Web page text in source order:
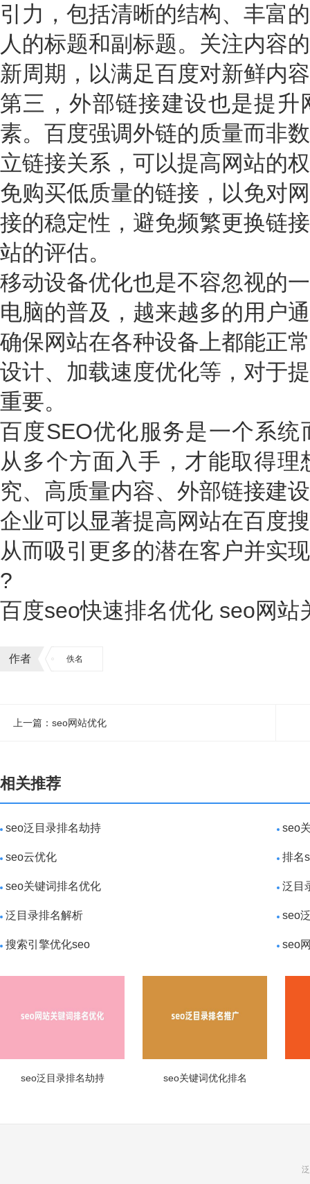
引力，包括清晰的结构、丰富
人的标题和副标题。关注内容
新周期，以满足百度对新鲜内
第三，外部链接建设也是提
素。百度强调外链的质量而非
立链接关系，可以提高网站的
免购买低质量的链接，以免对
接的稳定性，避免频繁更换链
站的评估。
移动设备优化也是不容忽视的
电脑的普及，越来越多的用户
确保网站在各种设备上都能正
设计、加载速度优化等，对于
重要。
百度SEO优化服务是一个系
从多个方面入手，才能取得
究、高质量内容、外部链接建
企业可以显著提高网站在百度
从而吸引更多的潜在客户并实
?
百度seo快速排名优化 seo网站
作者 佚名
上一篇：seo网站优化
相关推荐
seo泛目录排名劫持 seo
seo云优化 排名
seo关键词排名优化 泛目
泛目录排名解析 seo
搜索引擎优化seo seo
seo泛目录排名劫持 seo关键词优化排名